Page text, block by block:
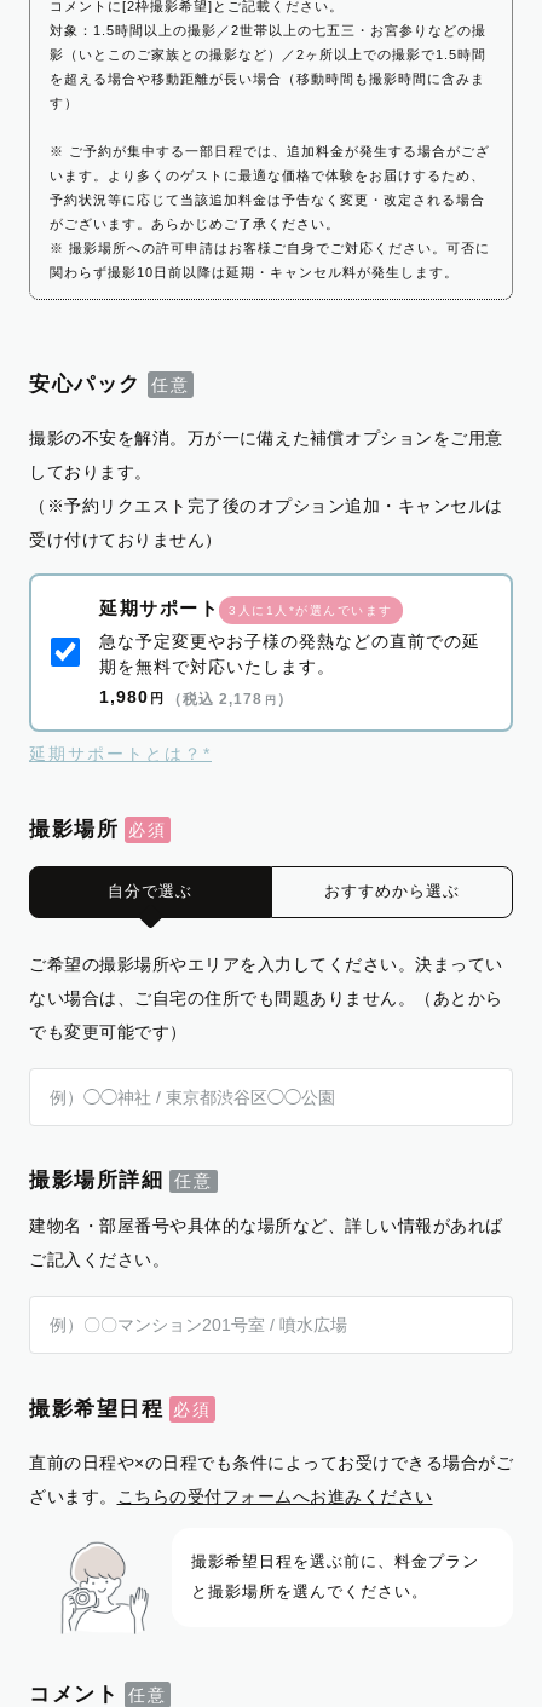
コメントに[2枠撮影希望]とご記載ください。
対象：1.5時間以上の撮影／2世帯以上の七五三・お宮参りなどの撮
影（いとこのご家族との撮影など）／2ヶ所以上での撮影で1.5時間
を超える場合や移動距離が長い場合（移動時間も撮影時間に含みま
す）
※ ご予約が集中する一部日程では、追加料金が発生する場合がござ
います。より多くのゲストに最適な価格で体験をお届けするため、
予約状況等に応じて当該追加料金は予告なく変更・改定される場合
がございます。あらかじめご了承ください。
※ 撮影場所への許可申請はお客様ご自身でご対応ください。可否に
関わらず撮影10日前以降は延期・キャンセル料が発生します。
安心パック
撮影の不安を解消。万が一に備えた補償オプションをご用意
しております。
（※予約リクエスト完了後のオプション追加・キャンセルは
受け付けておりません）
延期サポート 3人に1人*が選んでいます
急な予定変更やお子様の発熱などの直前での延
期を無料で対応いたします。
1,980 円 （税込 2,178 円 ）
延期サポートとは？*
撮影場所
自分で選ぶ おすすめから選ぶ
ご希望の撮影場所やエリアを入力してください。決まってい
ない場合は、ご自宅の住所でも問題ありません。（あとから
でも変更可能です）
撮影場所詳細
建物名・部屋番号や具体的な場所など、詳しい情報があれば
ご記入ください。
撮影希望日程
直前の日程や×の日程でも条件によってお受けできる場合がご
ざいます。
こちらの受付フォームへお進みください
撮影希望日程を選ぶ前に、料金プラン
と撮影場所を選んでください。
コメント